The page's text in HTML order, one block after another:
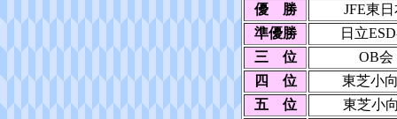
優 勝
JFE東
準優勝
日立
三 位
OB会
四 位
東芝小
五 位
東芝小